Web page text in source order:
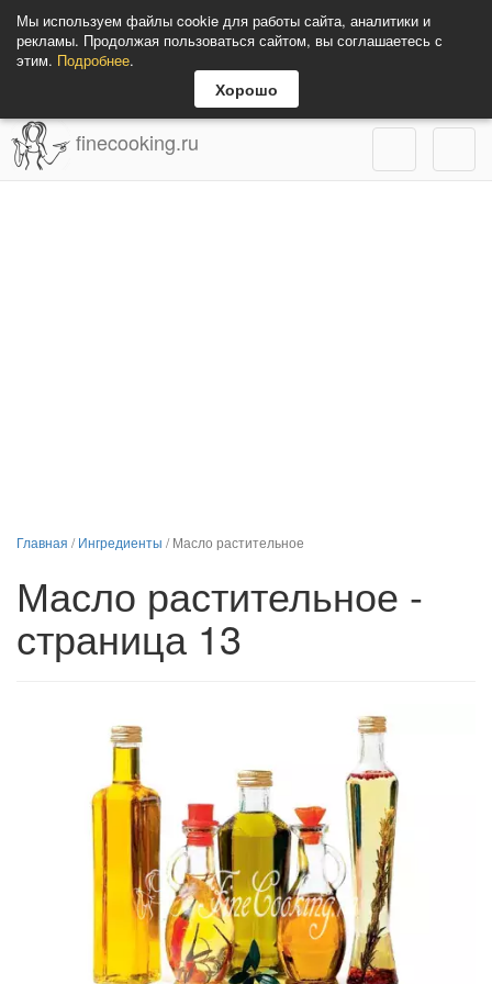
Мы используем файлы cookie для работы сайта, аналитики и
рекламы. Продолжая пользоваться сайтом, вы соглашаетесь с
этим. Подробнее.
Хорошо
finecooking.ru
Главная /Ингредиенты /Масло растительное
Масло растительное -
страница 13